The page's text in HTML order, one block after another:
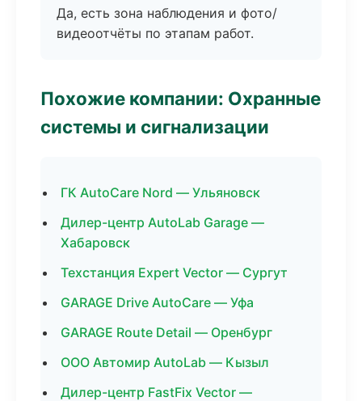
Да, есть зона наблюдения и фото/
видеоотчёты по этапам работ.
Похожие компании: Охранные
системы и сигнализации
ГК AutoCare Nord — Ульяновск
Дилер-центр AutoLab Garage —
Хабаровск
Техстанция Expert Vector — Сургут
GARAGE Drive AutoCare — Уфа
GARAGE Route Detail — Оренбург
ООО Автомир AutoLab — Кызыл
Дилер-центр FastFix Vector —